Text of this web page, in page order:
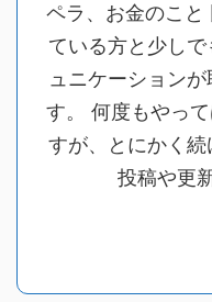
ペラ、お金のこと
ている方と少しで
ュニケーション
す。 何度もやっ
すが、とにかく
投稿や更